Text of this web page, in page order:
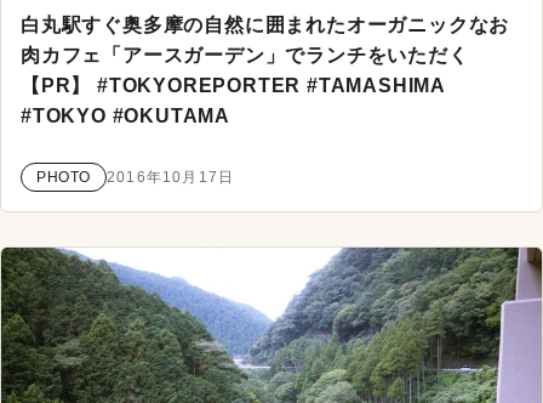
白丸駅すぐ奥多摩の自然に囲まれたオーガニックなお
肉カフェ「アースガーデン」でランチをいただく
【PR】 #TOKYOREPORTER #TAMASHIMA
#TOKYO #OKUTAMA
PHOTO 2016年10月17日